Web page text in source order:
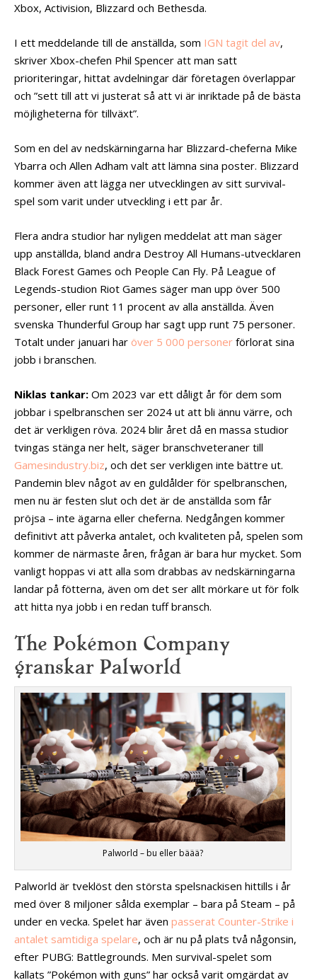
Xbox, Activision, Blizzard och Bethesda.
I ett meddelande till de anställda, som IGN tagit del av,
skriver Xbox-chefen Phil Spencer att man satt
prioriteringar, hittat avdelningar där företagen överlappar
och ”sett till att vi justerat så att vi är inriktade på de bästa
möjligheterna för tillväxt”.
Som en del av nedskärningarna har Blizzard-cheferna Mike
Ybarra och Allen Adham valt att lämna sina poster. Blizzard
kommer även att lägga ner utvecklingen av sitt survival-
spel som varit under utveckling i ett par år.
Flera andra studior har nyligen meddelat att man säger
upp anställda, bland andra Destroy All Humans-utvecklaren
Black Forest Games och People Can Fly. På League of
Legends-studion Riot Games säger man upp över 500
personer, eller runt 11 procent av alla anställda. Även
svenska Thunderful Group har sagt upp runt 75 personer.
Totalt under januari har över 5 000 personer förlorat sina
jobb i branschen.
Niklas tankar: Om 2023 var ett dåligt år för dem som
jobbar i spelbranschen ser 2024 ut att bli ännu värre, och
det är verkligen röva. 2024 blir året då en massa studior
tvingas stänga ner helt, säger branschveteraner till
Gamesindustry.biz, och det ser verkligen inte bättre ut.
Pandemin blev något av en guldålder för spelbranschen,
men nu är festen slut och det är de anställda som får
pröjsa – inte ägarna eller cheferna. Nedgången kommer
definitivt att påverka antalet, och kvaliteten på, spelen som
kommer de närmaste åren, frågan är bara hur mycket. Som
vanligt hoppas vi att alla som drabbas av nedskärningarna
landar på fötterna, även om det ser allt mörkare ut för folk
att hitta nya jobb i en redan tuff bransch.
The Pokémon Company
granskar Palworld
Palworld – bu eller bäää?
Palworld är tveklöst den största spelsnackisen hittills i år
med över 8 miljoner sålda exemplar – bara på Steam – på
under en vecka. Spelet har även passerat Counter-Strike i
antalet samtidiga spelare, och är nu på plats två någonsin,
efter PUBG: Battlegrounds. Men survival-spelet som
kallats ”Pokémon with guns” har också varit omgärdat av